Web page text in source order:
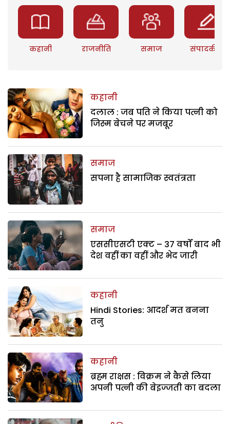
कहानी राजनीति समाज संपादकीय
कहानी
दलाल : जब पति ने किया पत्नी को
जिस्म बेचने पर मजबूर
समाज
सपना है सामाजिक स्वतंत्रता
समाज
एससीएसटी एक्ट – 37 वर्षों बाद भी
देश वहीं का वहीं और भेद जारी
कहानी
Hindi Stories: आदर्श मत बनना
तनु
कहानी
ब्रह्म राक्षस : विक्रम ने कैसे लिया
अपनी पत्नी की बेइज्जती का बदला